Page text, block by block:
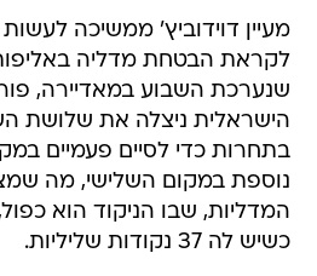
מעיין דוידוביץ' ממשיכה
לקראת הבטחת מדליה באליפות
שנערכת השבוע במאדיירה,
הישראלית ניצלה את שלושת
בתחרות כדי לסיים פעמיים
נוספת במקום השלישי, מה
המדליות, שבו הניקוד הוא
כשיש לה 37 נקודות שליליות.